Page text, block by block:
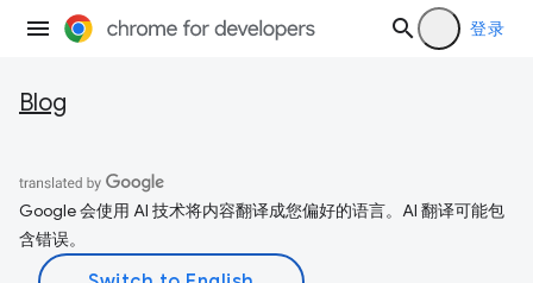
登录
Blog
Google 会使用 AI 技术将内容翻译成您偏好的语言。AI 翻译可能包
含错误。